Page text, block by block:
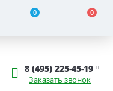
0 0
8 (495) 225-45-19
Заказать звонок